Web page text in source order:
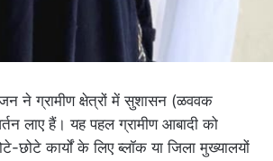
ने ग्रामीण क्षेत्रों में सुशासन (ळववक
लाए हैं। यह पहल ग्रामीण आबादी को
कार्यों के लिए ब्लॉक या जिला मुख्यालयों